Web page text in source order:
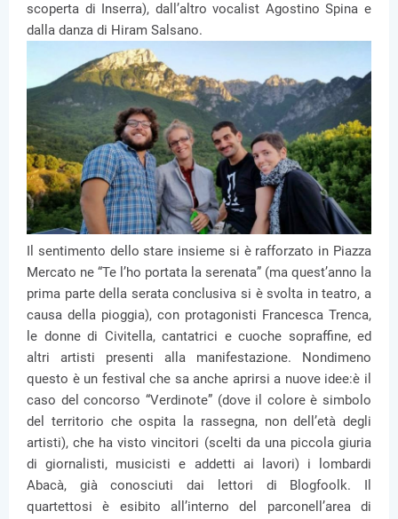
scoperta di Inserra), dall’altro vocalist Agostino Spina e
dalla danza di Hiram Salsano.
Il sentimento dello stare insieme si è rafforzato in Piazza
Mercato ne “Te l’ho portata la serenata” (ma quest’anno la
prima parte della serata conclusiva si è svolta in teatro, a
causa della pioggia), con protagonisti Francesca Trenca,
le donne di Civitella, cantatrici e cuoche sopraffine, ed
altri artisti presenti alla manifestazione. Nondimeno
questo è un festival che sa anche aprirsi a nuove idee:è il
caso del concorso “Verdinote” (dove il colore è simbolo
del territorio che ospita la rassegna, non dell’età degli
artisti), che ha visto vincitori (scelti da una piccola giuria
di giornalisti, musicisti e addetti ai lavori) i lombardi
Abacà, già conosciuti dai lettori di Blogfoolk. Il
quartettosi è esibito all’interno del parconell’area di